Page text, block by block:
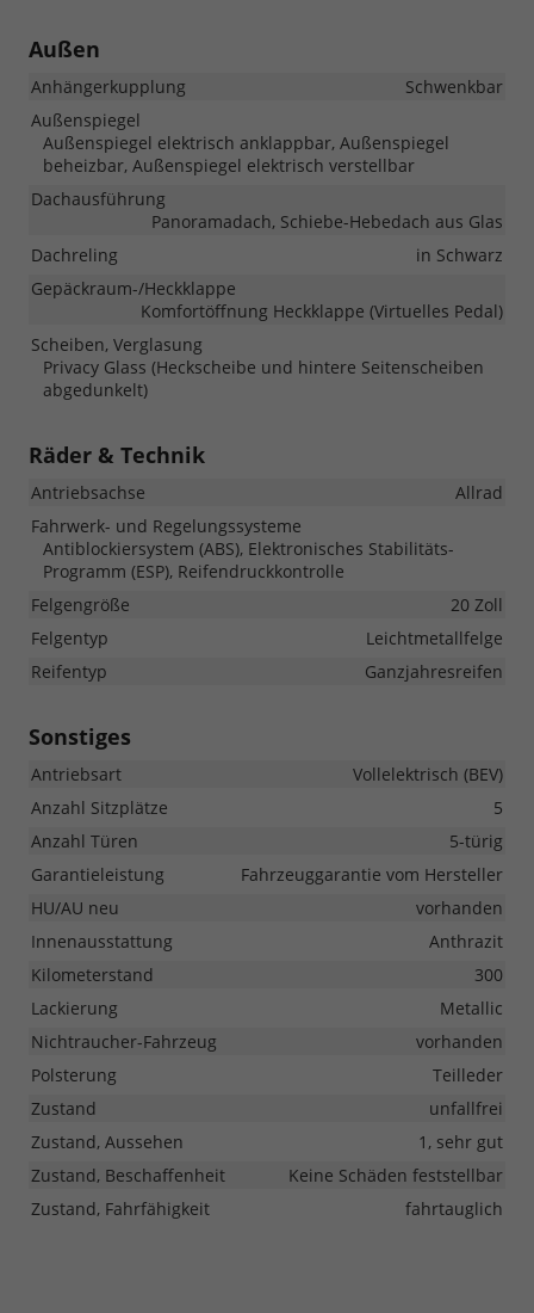
Außen
Anhängerkupplung
Schwenkbar
Außenspiegel
Außenspiegel elektrisch anklappbar, Außenspiegel
beheizbar, Außenspiegel elektrisch verstellbar
Dachausführung
Panoramadach, Schiebe-Hebedach aus Glas
Dachreling
in Schwarz
Gepäckraum-/Heckklappe
Komfortöffnung Heckklappe (Virtuelles Pedal)
Scheiben, Verglasung
Privacy Glass (Heckscheibe und hintere Seitenscheiben
abgedunkelt)
Räder & Technik
Antriebsachse
Allrad
Fahrwerk- und Regelungssysteme
Antiblockiersystem (ABS), Elektronisches Stabilitäts-
Programm (ESP), Reifendruckkontrolle
Felgengröße
20 Zoll
Felgentyp
Leichtmetallfelge
Reifentyp
Ganzjahresreifen
Sonstiges
Antriebsart
Vollelektrisch (BEV)
Anzahl Sitzplätze
5
Anzahl Türen
5-türig
Garantieleistung
Fahrzeuggarantie vom Hersteller
HU/AU neu
vorhanden
Innenausstattung
Anthrazit
Kilometerstand
300
Lackierung
Metallic
Nichtraucher-Fahrzeug
vorhanden
Polsterung
Teilleder
Zustand
unfallfrei
Zustand, Aussehen
1, sehr gut
Zustand, Beschaffenheit
Keine Schäden feststellbar
Zustand, Fahrfähigkeit
fahrtauglich